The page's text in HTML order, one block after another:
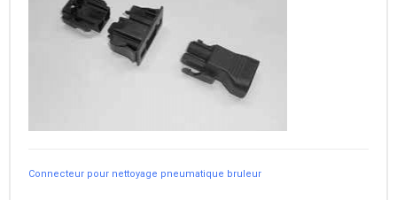
Connecteur pour nettoyage pneumatique bruleur